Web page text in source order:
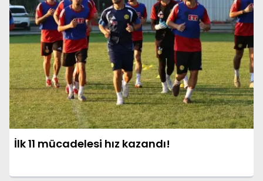
İlk 11 mücadelesi hız kazandı!